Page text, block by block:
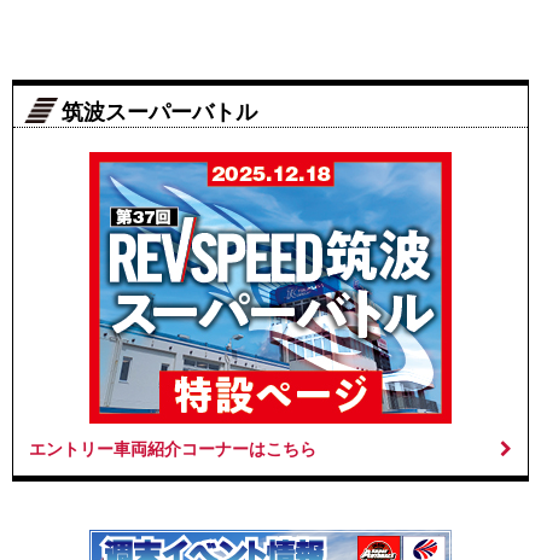
筑波スーパーバトル
エントリー車両紹介コーナーはこちら